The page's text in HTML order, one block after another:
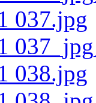
037.jpg
038.jpg